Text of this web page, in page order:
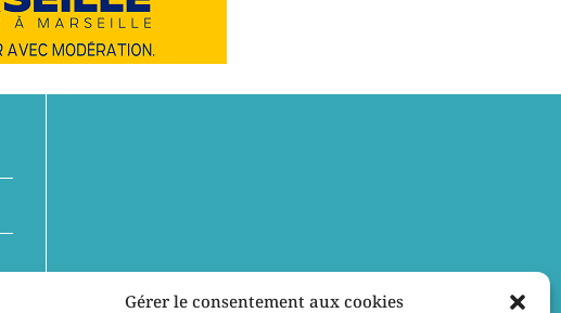
Gérer le consentement aux cookies